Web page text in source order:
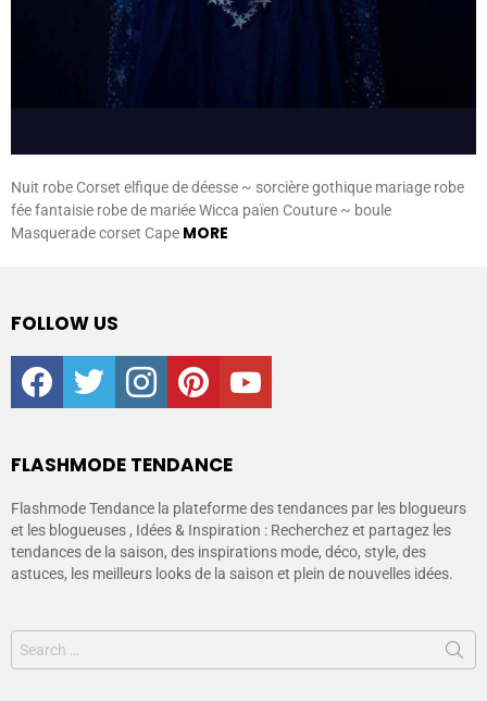
Nuit robe Corset elfique de déesse ~ sorcière gothique mariage robe
fée fantaisie robe de mariée Wicca païen Couture ~ boule
Masquerade corset Cape MORE
FOLLOW US
facebooktwitter instagrampinterestyoutube
FLASHMODE TENDANCE
Flashmode Tendance la plateforme des tendances par les blogueurs
et les blogueuses , Idées & Inspiration : Recherchez et partagez les
tendances de la saison, des inspirations mode, déco, style, des
astuces, les meilleurs looks de la saison et plein de nouvelles idées.